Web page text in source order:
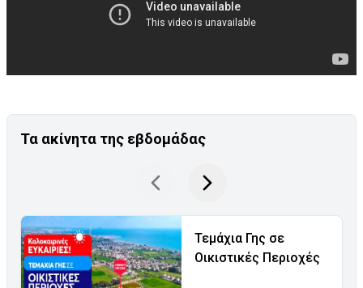
Τα ακίνητα της εβδομάδας
Τεμάχια Γης σε
Οικιστικές Περιοχές